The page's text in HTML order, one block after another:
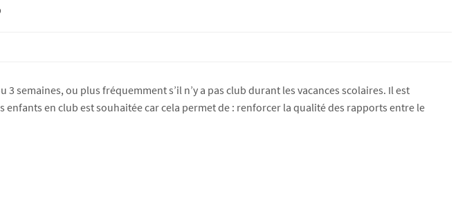
3 semaines, ou plus fréquemment s’il n’y a pas club durant les vacances scolaires. Il est
en club est souhaitée car cela permet de : renforcer la qualité des rapports entre le